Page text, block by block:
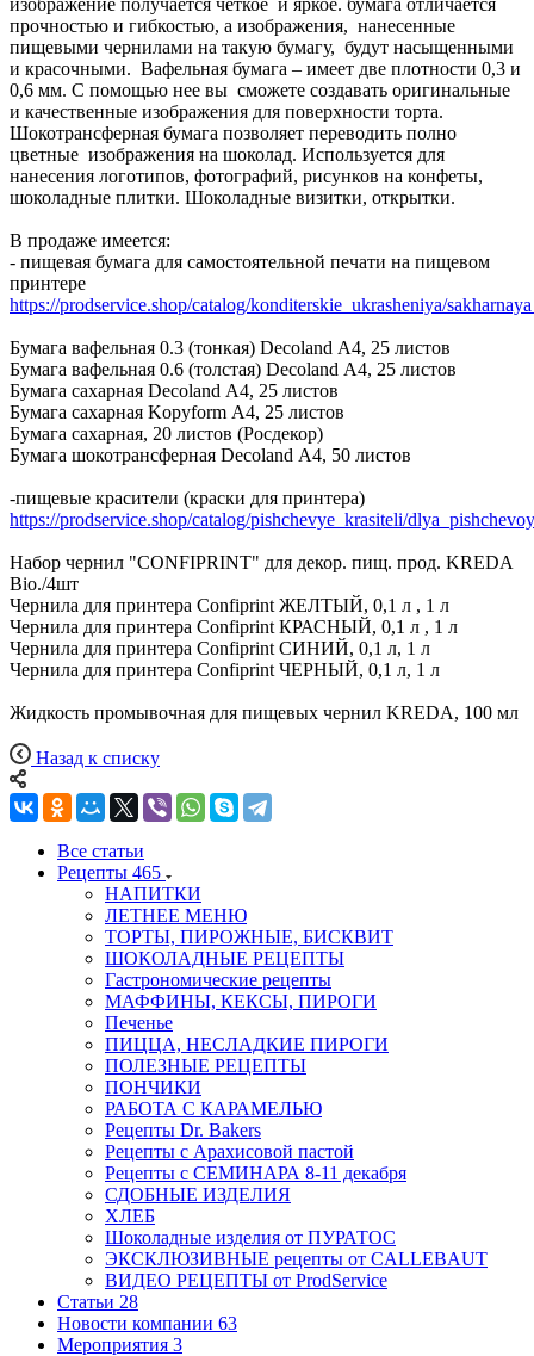
прочностью и гибкостью, а изображения, нанесенные
пищевыми чернилами на такую бумагу, будут насыщенными
и красочными. Вафельная бумага – имеет две плотности 0,3 и
0,6 мм. С помощью нее вы сможете создавать оригинальные
и качественные изображения для поверхности торта.
Шокотрансферная бумага позволяет переводить полно
цветные изображения на шоколад. Используется для
нанесения логотипов, фотографий, рисунков на конфеты,
шоколадные плитки. Шоколадные визитки, открытки.
В продаже имеется:
- пищевая бумага для самостоятельной печати на пищевом
принтере
https://prodservice.shop/catalog/konditerskie_ukrasheniya/
Бумага вафельная 0.3 (тонкая) Decoland А4, 25 листов
Бумага вафельная 0.6 (толстая) Decoland А4, 25 листов
Бумага сахарная Decoland А4, 25 листов
Бумага сахарная Kopyform А4, 25 листов
Бумага сахарная, 20 листов (Росдекор)
Бумага шокотрансферная Decoland А4, 50 листов
-пищевые красители (краски для принтера)
https://prodservice.shop/catalog/pishchevye_krasiteli/
Набор чернил "CONFIPRINT" для декор. пищ. прод. KREDA
Bio./4шт
Чернила для принтера Confiprint ЖЕЛТЫЙ, 0,1 л , 1 л
Чернила для принтера Confiprint КРАСНЫЙ, 0,1 л , 1 л
Чернила для принтера Confiprint СИНИЙ, 0,1 л, 1 л
Чернила для принтера Confiprint ЧЕРНЫЙ, 0,1 л, 1 л
Жидкость промывочная для пищевых чернил KREDA, 100 мл
Назад к списку
Все статьи
Рецепты 465
НАПИТКИ
ЛЕТНЕЕ МЕНЮ
ТОРТЫ, ПИРОЖНЫЕ, БИСКВИТ
ШОКОЛАДНЫЕ РЕЦЕПТЫ
Гастрономические рецепты
МАФФИНЫ, КЕКСЫ, ПИРОГИ
Печенье
ПИЦЦА, НЕСЛАДКИЕ ПИРОГИ
ПОЛЕЗНЫЕ РЕЦЕПТЫ
ПОНЧИКИ
РАБОТА С КАРАМЕЛЬЮ
Рецепты Dr. Bakers
Рецепты с Арахисовой пастой
Рецепты с СЕМИНАРА 8-11 декабря
СДОБНЫЕ ИЗДЕЛИЯ
ХЛЕБ
Шоколадные изделия от ПУРАТОС
ЭКСКЛЮЗИВНЫЕ рецепты от CALLEBAUT
ВИДЕО РЕЦЕПТЫ от ProdService
Статьи 28
Новости компании 63
Мероприятия 3